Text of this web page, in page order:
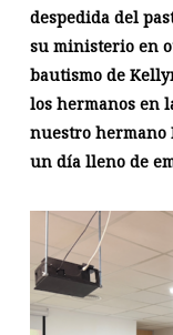
despedida del
su ministerio en
bautismo de
los hermanos en
nuestro hermano
un día lleno de